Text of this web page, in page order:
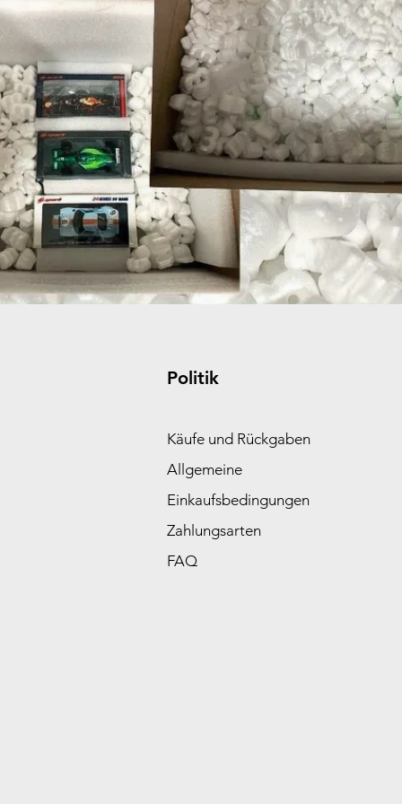
Politik
Käufe und Rückgaben
Allgemeine
Einkaufsbedingungen
Zahlungsarten
FAQ